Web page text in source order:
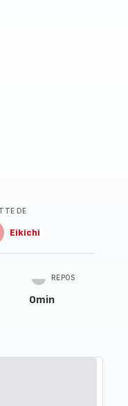
DE
Eikichi
REPOS
0min